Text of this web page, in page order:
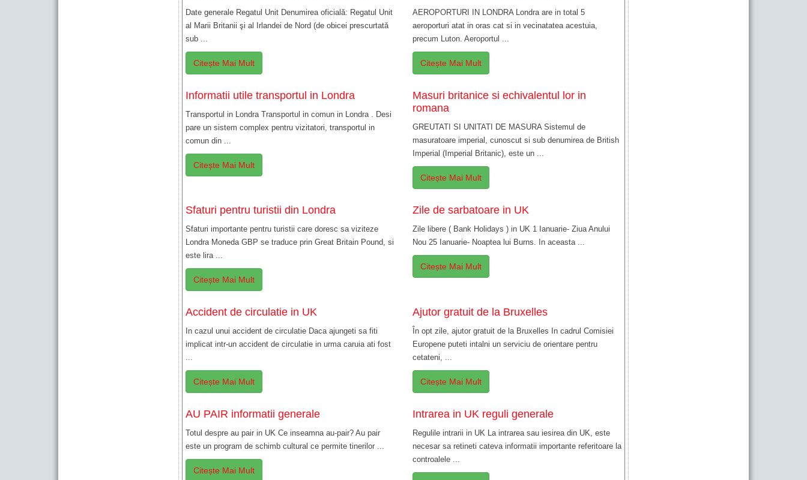
Date generale Regatul Unit Denumirea oficială: Regatul Unit
al Marii Britanii şi al Irlandei de Nord (de obicei prescurtată
sub ...
Citește Mai Mult
AEROPORTURI IN LONDRA Londra are in total 5
aeroporturi atat in oras cat si in vecinatatea acestuia,
precum Luton. Aeroportul ...
Citește Mai Mult
Informatii utile transportul in Londra
Transportul in Londra Transportul in comun in Londra . Desi
pare un sistem complex pentru vizitatori, transportul in
comun din ...
Citește Mai Mult
Masuri britanice si echivalentul lor in
romana
GREUTATI SI UNITATI DE MASURA Sistemul de
masuratoare imperial, cunoscut si sub denumirea de British
Imperial (Imperial Britanic), este un ...
Citește Mai Mult
Sfaturi pentru turistii din Londra
Sfaturi importante pentru turistii care doresc sa viziteze
Londra Moneda GBP se traduce prin Great Britain Pound, si
este lira ...
Citește Mai Mult
Zile de sarbatoare in UK
Zile libere ( Bank Holidays ) in UK 1 Ianuarie- Ziua Anului
Nou 25 Ianuarie- Noaptea lui Burns. In aceasta ...
Citește Mai Mult
Accident de circulatie in UK
In cazul unui accident de circulatie Daca ajungeti sa fiti
implicat intr-un accident de circulatie in urma caruia ati fost
...
Citește Mai Mult
Ajutor gratuit de la Bruxelles
În opt zile, ajutor gratuit de la Bruxelles In cadrul Comisiei
Europene puteti intalni un serviciu de orientare pentru
cetateni, ...
Citește Mai Mult
AU PAIR informatii generale
Totul despre au pair in UK Ce inseamna au-pair? Au pair
este un program de schimb cultural ce permite tinerilor ...
Citește Mai Mult
Intrarea in UK reguli generale
Regulile intrarii in UK La intrarea sau iesirea din UK, este
necesar sa retineti cateva informatii importante referitoare la
controalele ...